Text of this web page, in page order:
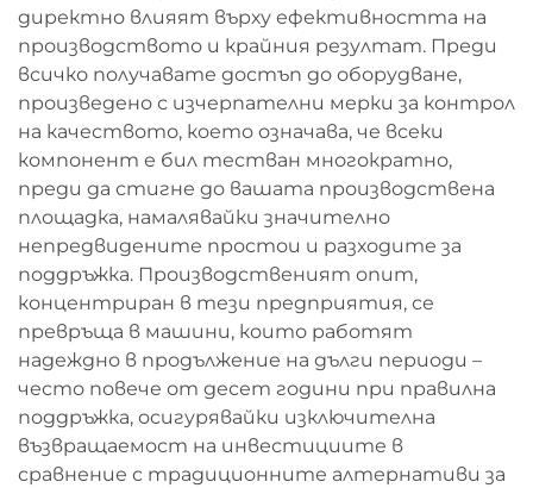
директно влияят върху ефективността на
производството и крайния резултат. Преди
всичко получавате достъп до оборудване,
произведено с изчерпателни мерки за контрол
на качеството, което означава, че всеки
компонент е бил тестван многократно,
преди да стигне до вашата производствена
площадка, намалявайки значително
непредвидените простои и разходите за
поддръжка. Производственият опит,
концентриран в тези предприятия, се
превръща в машини, които работят
надеждно в продължение на дълги периоди –
често повече от десет години при правилна
поддръжка, осигурявайки изключителна
възвращаемост на инвестициите в
сравнение с традиционните алтернативи за